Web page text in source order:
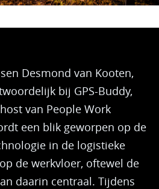
Desmond van Kooten,
bij GPS-Buddy,
van People Work
een blik geworpen op de
in de logistieke
de werkvloer, oftewel de
daarin centraal. Tijdens